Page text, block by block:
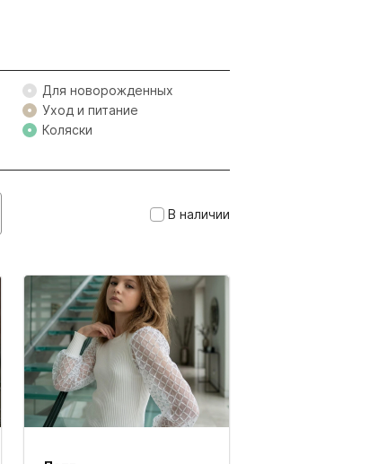
Для новорожденных
Уход и питание
Коляски
В наличии